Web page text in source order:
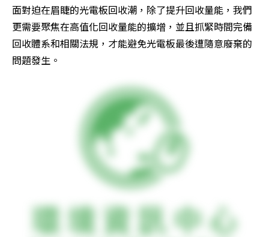
面對迫在眉睫的光電板回收潮，除了提升回收量能，我們
更需要聚焦在高值化回收量能的擴增，並且抓緊時間完備
回收體系和相關法規，才能避免光電板最後遭隨意廢棄的
問題發生。